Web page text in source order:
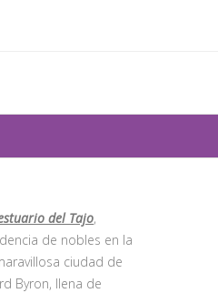
del Tajo,
de nobles en la
ciudad de
Byron, llena de